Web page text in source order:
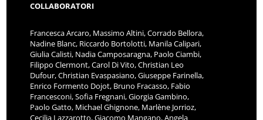
COLLABORATORI
Francesca Arcaro, Massimo Altini, Corrado Bellora,
Nadine Blanc, Riccardo Bortolotti, Manila Calipari,
Giulia Calisti, Nadia Camposaragna, Paolo Ciambi,
Filippo Clermont, Carol Di Vito, Christian Leo
Dufour, Christian Evaspasiano, Giuseppe Farinella,
Enrico Formento Dojot, Bruno Fracasso, Fabio
Francesconi, Sofia Fregnani, Giorgia Gambino,
Paolo Gatto, Michael Ghignone, Marlène Jorrioz,
Cecilia Lazzarotto, Giacomo Mangano, Angela